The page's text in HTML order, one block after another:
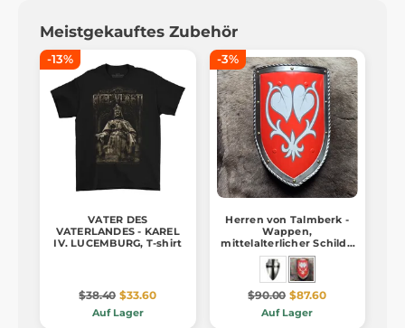
Meistgekauftes Zubehör
-13%
VATER DES
VATERLANDES - KAREL
IV. LUCEMBURG, T-shirt
$38.40 $33.60
Auf Lager
-3%
Herren von Talmberk -
Wappen,
mittelalterlicher Schild -
Metall
$90.00 $87.60
Auf Lager